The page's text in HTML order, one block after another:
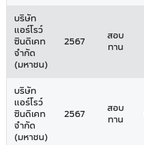
บริษัท
แอร์โรว์
ซินดิเคท
จำกัด
(มหาชน)
2567
สอบ
ทาน
บริษัท
แอร์โรว์
ซินดิเคท
จำกัด
(มหาชน)
2567
สอบ
ทาน